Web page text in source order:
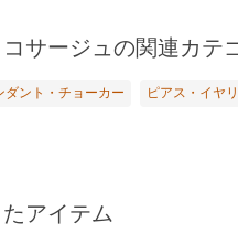
サージュの関連カテ
ダント・チョーカー ピアス・イヤ
アイテム